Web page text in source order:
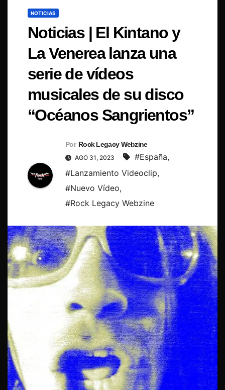
NOTICIAS
Noticias | El Kintano y
La Venerea lanza una
serie de vídeos
musicales de su disco
“Océanos Sangrientos”
Por Rock Legacy Webzine
AGO 31, 2023 #España,
#Lanzamiento Videoclip,
#Nuevo Vídeo,
#Rock Legacy Webzine